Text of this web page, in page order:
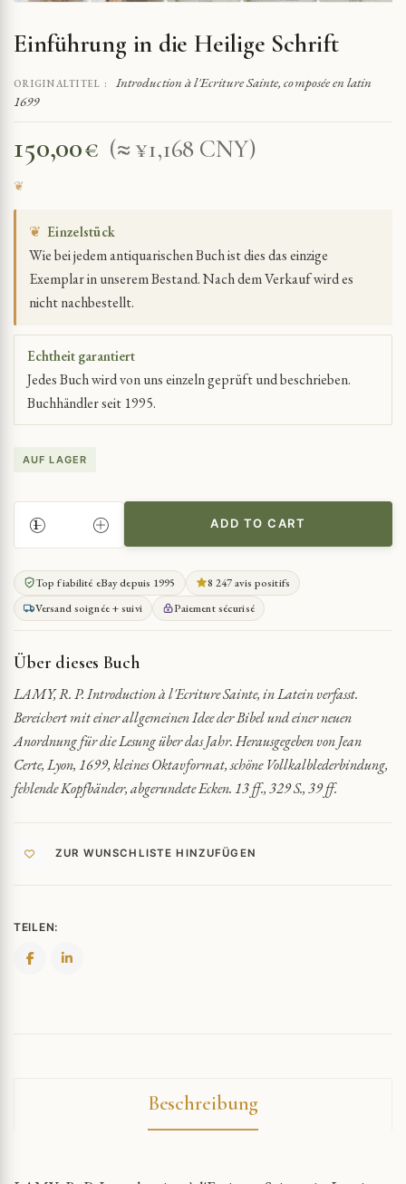
Einführung in die Heilige Schrift
ORIGINALTITEL :
Introduction à l'Ecriture Sainte, composée en latin
1699
150,00€ (≈ ¥1,168 CNY)
❦ Einzelstück
Wie bei jedem antiquarischen Buch ist dies das einzige
Exemplar in unserem Bestand. Nach dem Verkauf wird es
nicht nachbestellt.
Echtheit garantiert
Jedes Buch wird von uns einzeln geprüft und beschrieben.
Buchhändler seit 1995.
AUF LAGER
EINFÜHRUNG
IN
DIE
HEILIGE
SCHRIFT
QUANTITY
ADD TO CART
Top fiabilité eBay depuis 1995
8 247 avis positifs
Versand soignée + suivi
Paiement sécurisé
Über dieses Buch
LAMY, R. P. Introduction à l'Ecriture Sainte, in Latein verfasst.
Bereichert mit einer allgemeinen Idee der Bibel und einer neuen
Anordnung für die Lesung über das Jahr. Herausgegeben von Jean
Certe, Lyon, 1699, kleines Oktavformat, schöne Vollkalblederbindung,
fehlende Kopfbänder, abgerundete Ecken. 13 ff., 329 S., 39 ff.
ZUR WUNSCHLISTE HINZUFÜGEN
TEILEN:
Beschreibung